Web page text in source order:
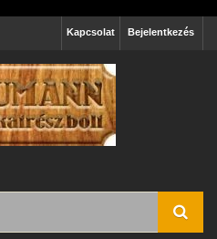
Bejelentkezés
Kapcsolat